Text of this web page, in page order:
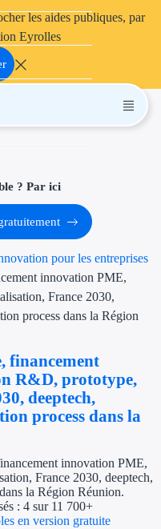
les aides publiques, par
Eyrolles
Projets finançables
Aides à
Aides
Thématiques
Financement
Transition
Économies
Aides RSE
Création
Cession
? Par ici
pour les entreprises
innovation PME,
France 2030,
process dans la Région
financement
R&D, prototype,
deeptech,
process dans la
innovation PME,
France 2030, deeptech,
la Région Réunion.
: 4 sur 11 700+
en version gratuite